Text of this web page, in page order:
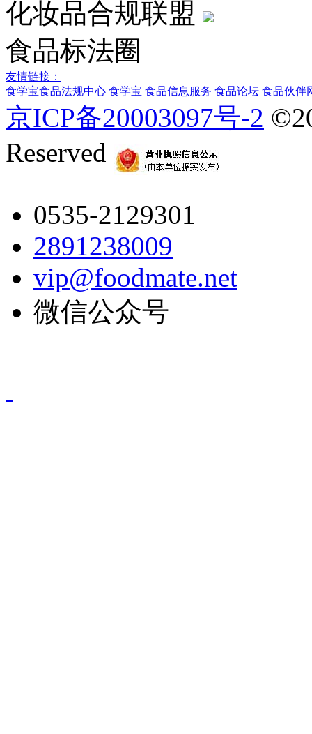
化妆品合规联盟
食品标法圈
友情链接：
食学宝食品法规中心 食学宝 食品信息服务 食品论坛 食品伙伴
京ICP备20003097号-2
Reserved
0535-2129301
2891238009
vip@foodmate.net
微信公众号